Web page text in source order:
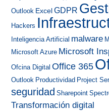
Outlook Excel GDPR
Hackers
Inteligencia Artificial malware
Microsoft Azure Microsoft
Ofcina Digital Office 365
Outlook Productividad Project
seguridad Sharepoint
Transformación digital